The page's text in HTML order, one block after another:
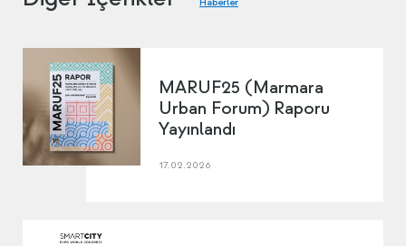
MARUF25 (Marmara
Urban Forum) Raporu
Yayınlandı
17.02.2026